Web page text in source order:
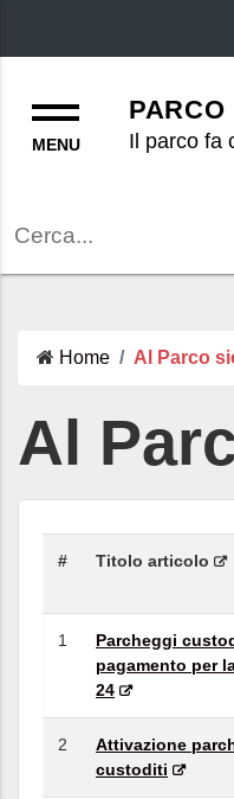
Il parco fa
Home Al Parco
Al
# Titolo articolo
1
Parcheggi
pagamento per
24
2
Attivazione
custoditi